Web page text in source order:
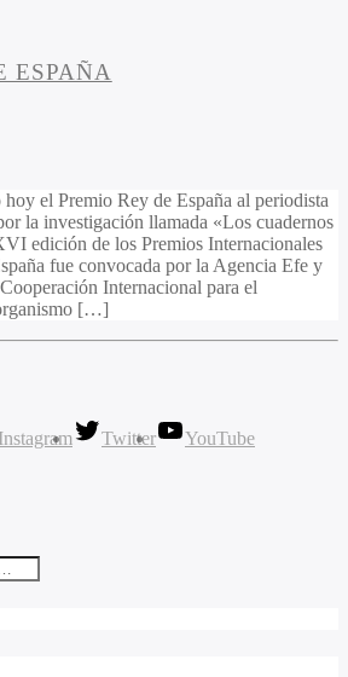
ESPAÑA
el Premio Rey de España al periodista
la investigación llamada «Los cuadernos
edición de los Premios Internacionales
fue convocada por la Agencia Efe y
Internacional para el
[…]
Instagram Twitter
YouTube